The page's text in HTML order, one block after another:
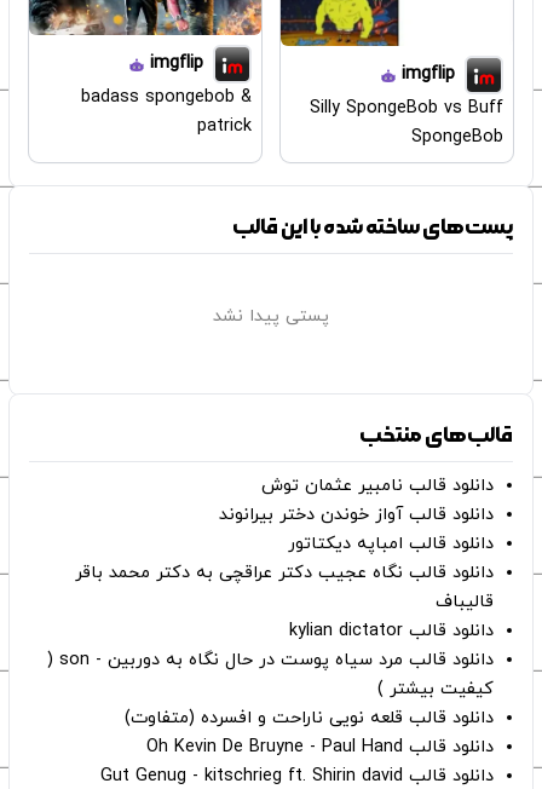
imgflip
Silly SpongeBob vs Buff
SpongeBob
imgflip
badass spongebob &
patrick
پست‌های ساخته شده با این قالب
پستی پیدا نشد
قالب‌های منتخب
دانلود قالب نامبیر عثمان ‌توش
دانلود قالب آواز خوندن دختر بیرانوند
دانلود قالب امباپه دیکتاتور
دانلود قالب نگاه عجیب دکتر عراقچی به دکتر محمد باقر
قالیباف
دانلود قالب kylian dictator
دانلود قالب مرد سیاه پوست در حال نگاه به دوربین - son (
کیفیت بیشتر )
دانلود قالب قلعه نویی ناراحت و افسرده (متفاوت)
دانلود قالب Oh Kevin De Bruyne - Paul Hand
دانلود قالب Gut Genug - kitschrieg ft. Shirin david